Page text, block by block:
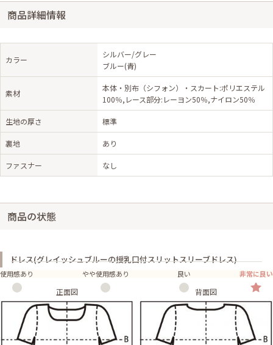
商品詳細情報
カラー
シルバー/グレー
ブルー(青)
素材
本体・別布（シフォン）・スカート:ポリエステル
100％,レース部分:レーヨン50％,ナイロン50％
生地の厚さ 標準
裏地 あり
ファスナー なし
商品の状態
ドレス(グレイッシュブルーの授乳口付スリットスリーブドレス)
使用感あり やや使用感あり 良い 非常に良い
正面図 背面図